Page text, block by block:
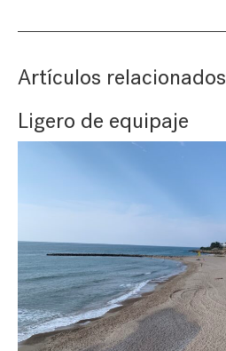
Artículos relacionados
Ligero de equipaje